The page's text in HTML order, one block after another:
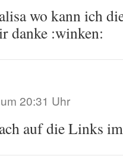
wo kann ich
danke :winken:
20:31 Uhr
auf die Links